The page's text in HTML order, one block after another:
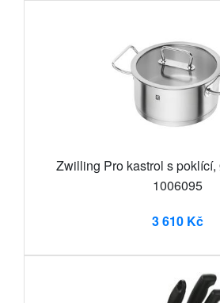
Zwilling Pro kastrol s poklící,
1006095
3 610 Kč